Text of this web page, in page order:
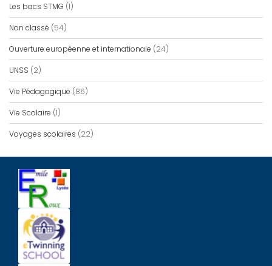
Les bacs STMG (1)
Non classé (54)
Ouverture européenne et internationale (24)
UNSS (2)
Vie Pédagogique (86)
Vie Scolaire (1)
Voyages scolaires (22)